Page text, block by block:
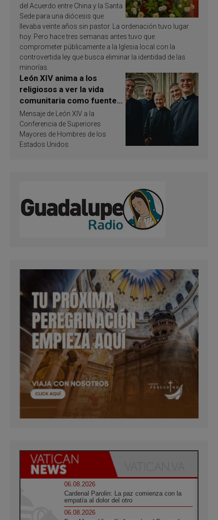
del Acuerdo entre China y la Santa
Sede para una diócesis que
llevaba veinte años sin pastor. La ordenación tuvo lugar
hoy. Pero hace tres semanas antes tuvo que
comprometer públicamente a la Iglesia local con la
controvertida ley que busca eliminar la identidad de las
minorías.
León XIV anima a los
religiosos a ver la vida
comunitaria como fuente
de inspiración y
santificación
Mensaje de León XIV a la
Conferencia de Superiores
Mayores de Hombres de los
Estados Unidos
06.08.2026
Cardenal Parolin: La paz comienza con la
empatía al dolor del otro
06.08.2026